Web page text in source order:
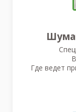
Где ведет